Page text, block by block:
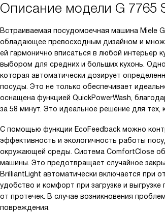
Описание модели G 7765
Встраиваемая посудомоечная машина Miele
обладающее превосходным дизайном и
ей гармонично вписаться в любой интерьер
выбором для средних и больших кухонь.
которая автоматически дозирует
посуды. Это не только обеспечивает
оснащена функцией QuickPowerWash,
за 58 минут. Это идеальное решение для тех,
С помощью функции EcoFeedback можно
эффективность и экологичность работы
окружающей среды. Система ComfortClose
машины. Это предотвращает случайное
BrilliantLight автоматически включается при
удобство и комфорт при загрузке и
от протечек. В случае возникновения
повреждения.